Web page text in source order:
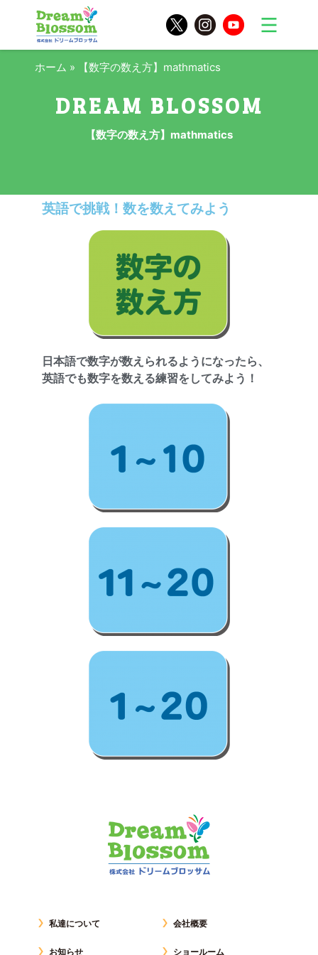
ホーム » 【数字の数え方】mathmatics
【数字の数え方】mathmatics
英語で挑戦！数を数えてみよう
日本語で数字が数えられるようになったら、
英語でも数字を数える練習をしてみよう！
私達について
お知らせ
会社概要
ショールーム